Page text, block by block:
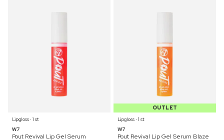
Lipgloss ⋅ 1 st
W7
Pout Revival Lip Gel Serum
OUTLET
Lipgloss ⋅ 1 st
W7
Pout Revival Lip Gel Serum Blaze